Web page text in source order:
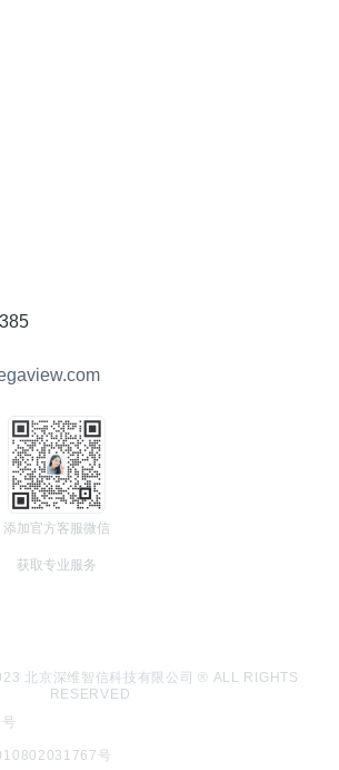
添加官方客服微信
获取专业服务
北京深维智信科技有限公司 ® ALL RIGHTS
RESERVED
号